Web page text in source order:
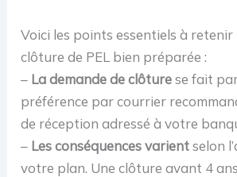
Voici les points essentiels à
clôture de PEL bien préparée :
– La demande de clôturese fait
préférence par courrier
de réception adressé à votre
– Les conséquences varientselon
votre plan. Une clôture avant 4